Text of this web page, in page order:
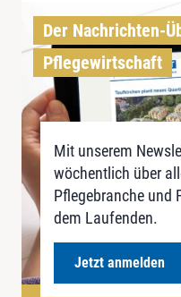
Der Nachrichten-
Pflegewirtschaft
Mit unserem
wöchentlich über
Pflegebranche und
dem Laufenden.
Jetzt anmelden